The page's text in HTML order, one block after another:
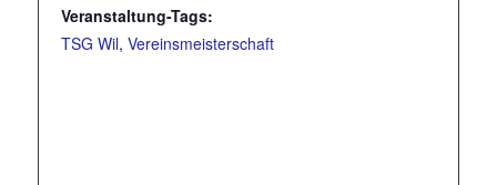
Veranstaltung-Tags:
TSG Wil, Vereinsmeisterschaft